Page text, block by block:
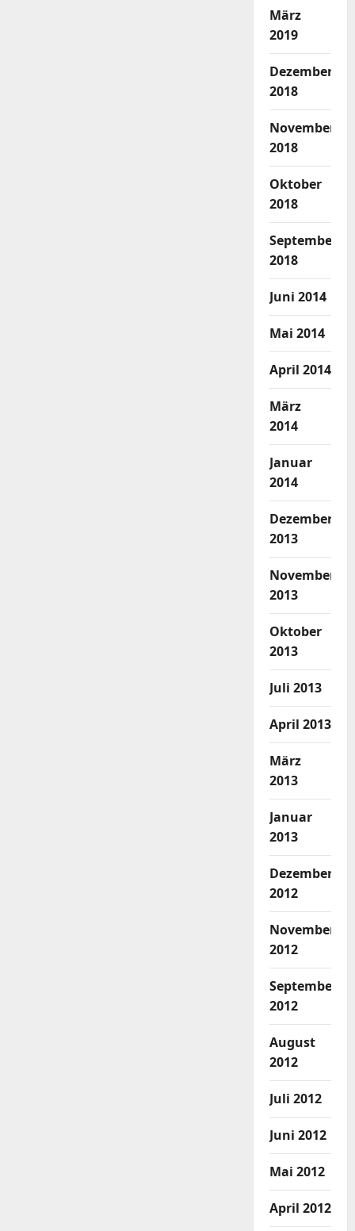
März
2019
Dezember
2018
November
2018
Oktober
2018
September
2018
Juni 2014
Mai 2014
April 2014
März
2014
Januar
2014
Dezember
2013
November
2013
Oktober
2013
Juli 2013
April 2013
März
2013
Januar
2013
Dezember
2012
November
2012
September
2012
August
2012
Juli 2012
Juni 2012
Mai 2012
April 2012